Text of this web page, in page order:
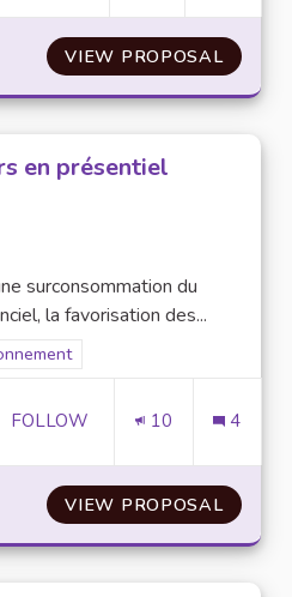
VIEW PROPOSAL
en présentiel
surconsommation du
la favorisation des...
Numérique et Environnement
21 FOLLOWERS
FOLLOW 10 4
VIEW PROPOSAL